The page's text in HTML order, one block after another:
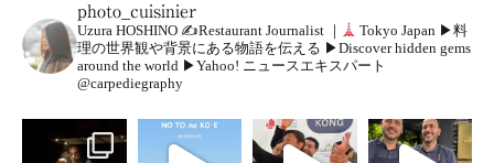
photo_cuisinier
Uzura HOSHINO ✍Restaurant Journalist ｜ Tokyo Japan ▶︎料
理の世界観や背景にある物語を伝える ▶︎Discover hidden gems
around the world ▶︎Yahoo! ニュースエキスパート
@carpediegraphy